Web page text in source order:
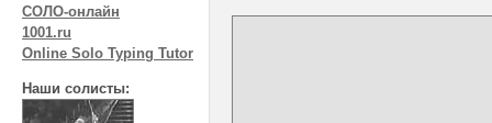
СОЛО-онлайн
1001.ru
Online Solo Typing Tutor
Наши солисты: